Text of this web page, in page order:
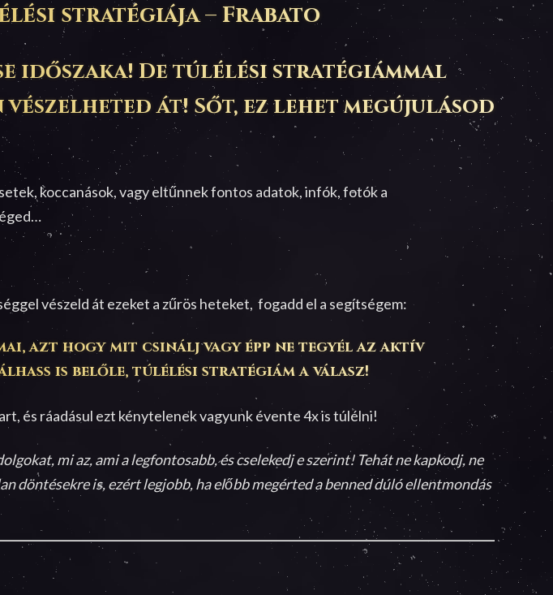
stratégiája – Frabato
időszaka! De túlélési stratégiámmal
át! Sőt, ez lehet megújulásod
koccanások, vagy eltűnnek fontos adatok, infók, fotók a
vészeld át ezeket a zűrös heteket, fogadd el a segítségem:
azt hogy mit csinálj vagy épp ne tegyél az aktív
is belőle, túlélési stratégiám a válasz!
és ráadásul ezt kénytelenek vagyunk évente 4x is túlélni!
mi az, ami a legfontosabb, és cselekedj e szerint! Tehát ne kapkodj, ne
döntésekre is, ezért legjobb, ha előbb megérted a benned dúló ellentmondás